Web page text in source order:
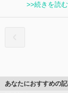
>>続きを読む
あなたにおすすめの